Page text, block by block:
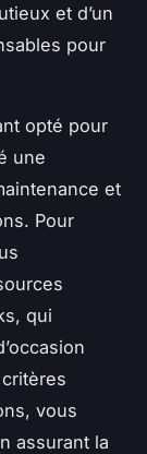
et d’un
pour
opté pour
une
et
Pour
qui
vous
assurant la